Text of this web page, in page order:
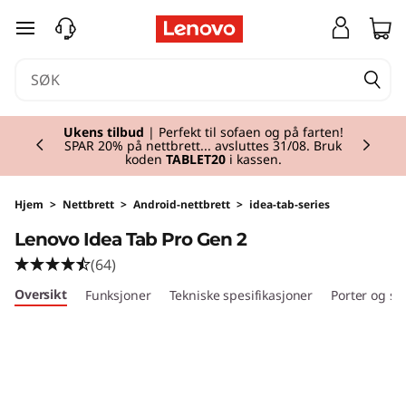
v
o
d
gå til hovedinnhold
Ukens tilbud | Perfekt til sofaen og på farten!
SPAR 20% på nettbrett... avsluttes 31/08. Bruk
koden TABLET20i kassen.
Currently displaying item 1 of 2
Hjem > Nettbrett > Android-nettbrett > idea-tab-series
Lenovo Idea Tab Pro Gen 2
(64)
Oversikt Funksjoner Tekniske spesifikasjoner Porter og